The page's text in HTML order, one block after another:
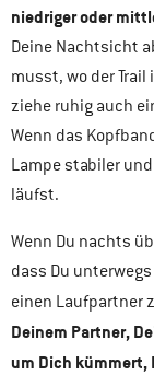
niedriger oder
Deine Nachtsicht
musst, wo der
ziehe ruhig auch
Wenn das
Lampe stabiler
läufst.
Wenn Du nachts
dass Du
einen Laufpartner
Deinem Partner,
um Dich kümmert,